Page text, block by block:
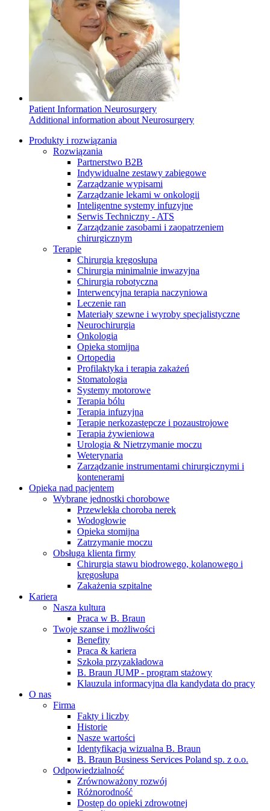
Rozwiązania
Terapie
Katalog produktów
Znajdź produkt, którego szukasz. ​
Odwiedź katalog produktów B. Braun​
i poznaj nasze portfolio.
Serwis Techniczny - ATS
Przegląd i naprawa instrumentów oraz
urządzeń medycznych, zarówno w okresie gwarancji, jak i w
ramach serwisu pogwarancyjnego.
wyzwaniach pacjentów cierpiących​
na zaburzenia czynności nerek.​
Global Job Market, aby znaleźć ​
interesujące oferty pracy
Media
Skontaktuj się z nami. Znajdź swojego ​
przedstawiciela medycznego, który ​
pomoże Ci dobrać odpowiednie​
rozwiązanie.
Patient Information Neurosurgery
Additional information about Neurosurgery
Produkty i rozwiązania
Rozwiązania
Partnerstwo B2B
Indywidualne zestawy zabiegowe
Zarządzanie wypisami
Zarządzanie lekami w onkologii
Inteligentne systemy infuzyjne
Serwis Techniczny - ATS
Zarządzanie zasobami i zaopatrzeniem
chirurgicznym
Terapie
Chirurgia kręgosłupa
Chirurgia minimalnie inwazyjna
Chirurgia robotyczna
Interwencyjna terapia naczyniowa
Leczenie ran
Materiały szewne i wyroby specjalistyczne
Neurochirurgia
Onkologia
Opieka stomijna
Ortopedia
Profilaktyka i terapia zakażeń
Stomatologia
Systemy motorowe
Terapia bólu
Terapia infuzyjna
Terapie nerkozastępcze i pozaustrojowe
Terapia żywieniowa
Urologia & Nietrzymanie moczu
Weterynaria
Zarządzanie instrumentami chirurgicznymi i
kontenerami
Opieka nad pacjentem
Wybrane jednostki chorobowe
Przewlekła choroba nerek
Wodogłowie
Opieka stomijna
Zatrzymanie moczu
Obsługa klienta firmy
Chirurgia stawu biodrowego, kolanowego i
kręgosłupa
Zakażenia szpitalne
Kariera
Nasza kultura
Praca w B. Braun
Twoje szanse i możliwości
Benefity
Praca & kariera
Szkoła przyzakładowa
B. Braun JUMP - program stażowy
Klauzula informacyjna dla kandydata do pracy
O nas
Firma
Fakty i liczby
Historie
Nasze wartości
Identyfikacja wizualna B. Braun
B. Braun Business Services Poland sp. z o.o.
Odpowiedzialność
Zrównoważony rozwój
Różnorodność
Dostęp do opieki zdrowotnej